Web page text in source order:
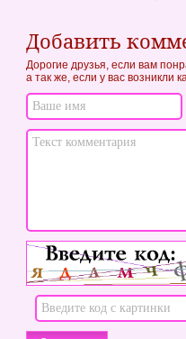
Добавить
Дорогие друзья, если вам
а так же, если у вас возникли